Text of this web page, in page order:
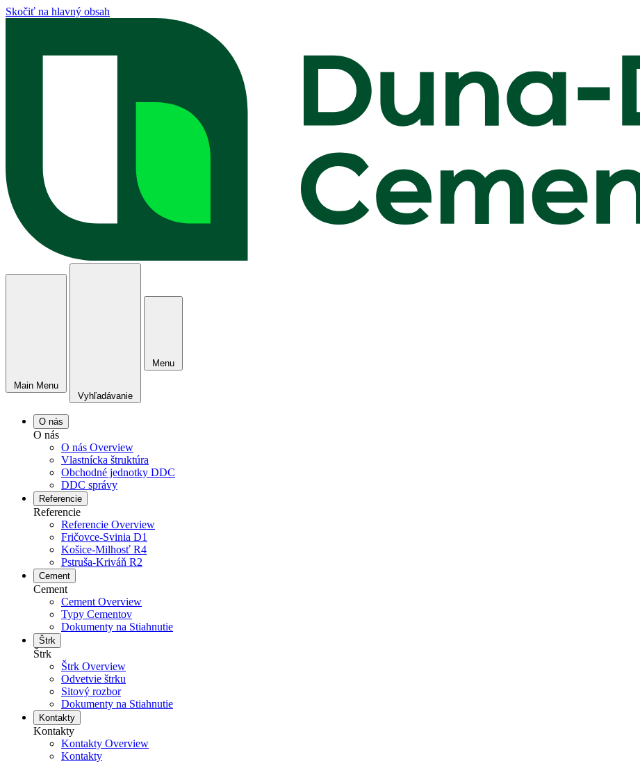
Skočiť na hlavný obsah
Main Menu
Vyhľadávanie
Menu
O nás
O nás
O nás Overview
Vlastnícka štruktúra
Obchodné jednotky DDC
DDC správy
Referencie
Referencie
Referencie Overview
Fričovce-Svinia D1
Košice-Milhosť R4
Pstruša-Kriváň R2
Cement
Cement
Cement Overview
Typy Cementov
Dokumenty na Stiahnutie
Štrk
Štrk
Štrk Overview
Odvetvie štrku
Sitový rozbor
Dokumenty na Stiahnutie
Kontakty
Kontakty
Kontakty Overview
Kontakty